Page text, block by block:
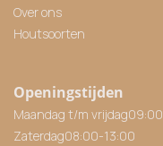
Over ons
Houtsoorten
Openingstijden
Maandag t/m vrijdag09:00
Zaterdag08:00-13:00